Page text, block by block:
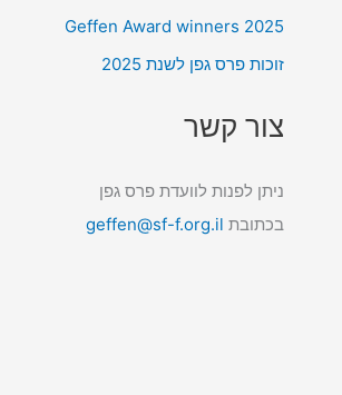
Geffen Award winners 2025
זוכות פרס גפן לשנת 2025
צור קשר
ניתן לפנות לוועדת פרס גפן
בכתובת geffen@sf-f.org.il